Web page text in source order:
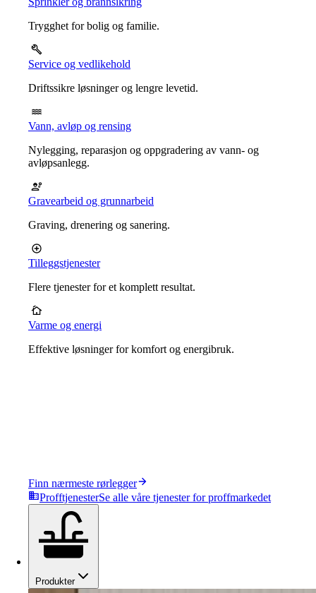
Trygghet for bolig og familie.
Service og vedlikehold
Driftssikre løsninger og lengre levetid.
Vann, avløp og rensing
Nylegging, reparasjon og oppgradering av vann- og
avløpsanlegg.
Gravearbeid og grunnarbeid
Graving, drenering og sanering.
Tilleggstjenester
Flere tjenester for et komplett resultat.
Varme og energi
Effektive løsninger for komfort og energibruk.
Finn nærmeste rørlegger
ProfftjenesterSe alle våre tjenester for proffmarkedet
Produkter